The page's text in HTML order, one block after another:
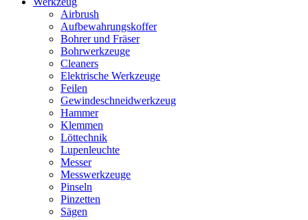
Airbrush
Aufbewahrungskoffer
Bohrer und Fräser
Bohrwerkzeuge
Cleaners
Elektrische Werkzeuge
Feilen
Gewindeschneidwerkzeug
Hammer
Klemmen
Löttechnik
Lupenleuchte
Messer
Messwerkzeuge
Pinseln
Pinzetten
Sägen